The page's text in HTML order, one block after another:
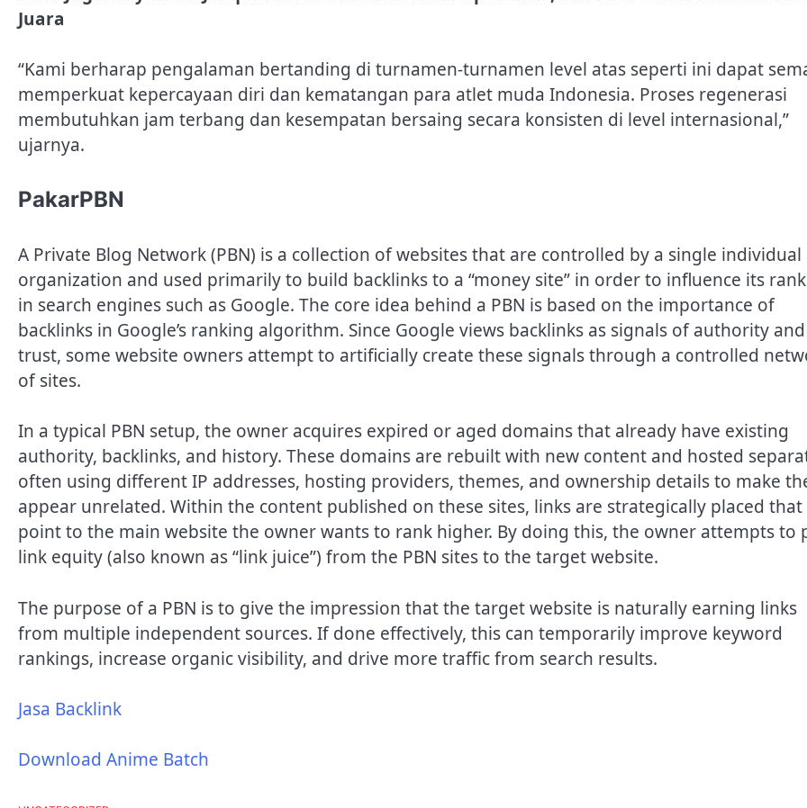
Juara
“Kami berharap pengalaman bertanding di turnamen-turnamen level atas seperti ini dapat
memperkuat kepercayaan diri dan kematangan para atlet muda Indonesia. Proses regenerasi
membutuhkan jam terbang dan kesempatan bersaing secara konsisten di level internasional,”
ujarnya.
PakarPBN
A Private Blog Network (PBN) is a collection of websites that are controlled by a single individual
organization and used primarily to build backlinks to a “money site” in order to influence its
in search engines such as Google. The core idea behind a PBN is based on the importance of
backlinks in Google’s ranking algorithm. Since Google views backlinks as signals of authority and
trust, some website owners attempt to artificially create these signals through a controlled
of sites.
In a typical PBN setup, the owner acquires expired or aged domains that already have existing
authority, backlinks, and history. These domains are rebuilt with new content and hosted
often using different IP addresses, hosting providers, themes, and ownership details to make
appear unrelated. Within the content published on these sites, links are strategically placed that
point to the main website the owner wants to rank higher. By doing this, the owner attempts to
link equity (also known as “link juice”) from the PBN sites to the target website.
The purpose of a PBN is to give the impression that the target website is naturally earning links
from multiple independent sources. If done effectively, this can temporarily improve keyword
rankings, increase organic visibility, and drive more traffic from search results.
Jasa Backlink
Download Anime Batch